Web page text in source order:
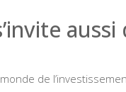
aussi
de